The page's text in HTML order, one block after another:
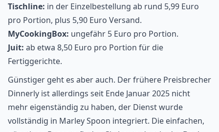
Tischline: in der Einzelbestellung ab rund 5,99 Euro
pro Portion, plus 5,90 Euro Versand.
MyCookingBox: ungefähr 5 Euro pro Portion.
Juit: ab etwa 8,50 Euro pro Portion für die
Fertiggerichte.
Günstiger geht es aber auch. Der frühere Preisbrecher
Dinnerly ist allerdings seit Ende Januar 2025 nicht
mehr eigenständig zu haben, der Dienst wurde
vollständig in Marley Spoon integriert. Die einfachen,